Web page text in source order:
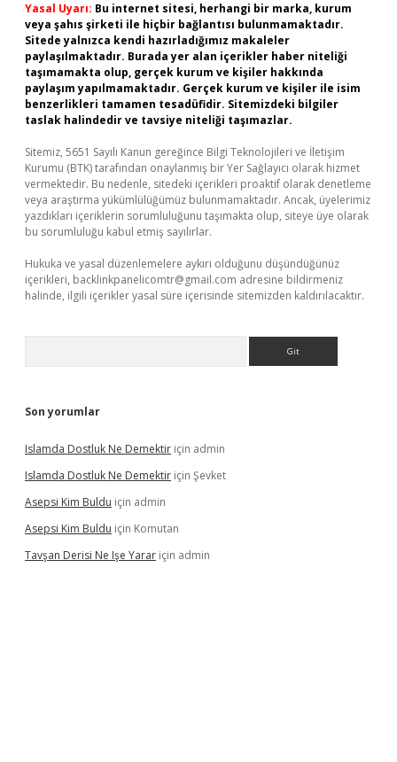
Yasal Uyarı: Bu internet sitesi, herhangi bir marka, kurum
veya şahıs şirketi ile hiçbir bağlantısı bulunmamaktadır.
Sitede yalnızca kendi hazırladığımız makaleler
paylaşılmaktadır. Burada yer alan içerikler haber niteliği
taşımamakta olup, gerçek kurum ve kişiler hakkında
paylaşım yapılmamaktadır. Gerçek kurum ve kişiler ile isim
benzerlikleri tamamen tesadüfidir. Sitemizdeki bilgiler
taslak halindedir ve tavsiye niteliği taşımazlar.
Sitemiz, 5651 Sayılı Kanun gereğince Bilgi Teknolojileri ve İletişim
Kurumu (BTK) tarafından onaylanmış bir Yer Sağlayıcı olarak hizmet
vermektedir. Bu nedenle, sitedeki içerikleri proaktif olarak denetleme
veya araştırma yükümlülüğümüz bulunmamaktadır. Ancak, üyelerimiz
yazdıkları içeriklerin sorumluluğunu taşımakta olup, siteye üye olarak
bu sorumluluğu kabul etmiş sayılırlar.
Hukuka ve yasal düzenlemelere aykırı olduğunu düşündüğünüz
içerikleri, backlinkpanelicomtr@gmail.com adresine bildirmeniz
halinde, ilgili içerikler yasal süre içerisinde sitemizden kaldırılacaktır.
Son yorumlar
Islamda Dostluk Ne Demektir için admin
Islamda Dostluk Ne Demektir için Şevket
Asepsi Kim Buldu için admin
Asepsi Kim Buldu için Komutan
Tavşan Derisi Ne Işe Yarar için admin